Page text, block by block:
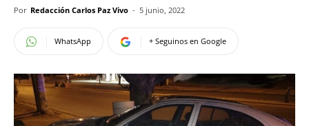
Por Redacción Carlos Paz Vivo - 5 junio, 2022
WhatsApp + Seguinos en Google